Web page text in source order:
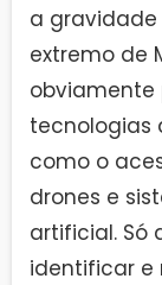
a
extremo de
obviamente
tecnologias
como o
drones e
artificial. Só
identificar e